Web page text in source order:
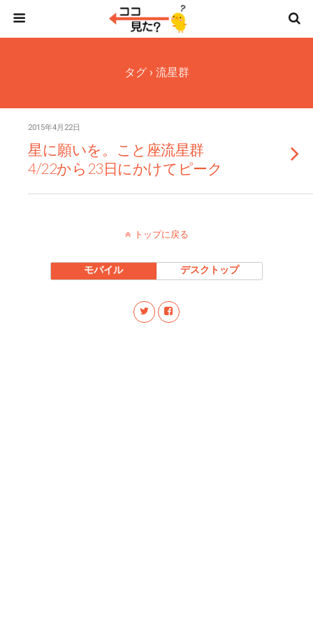
タグ › 流星群
2015年4月22日
星に願いを。こと座流星群
4/22から23日にかけてピーク
トップに戻る
モバイル デスクトップ